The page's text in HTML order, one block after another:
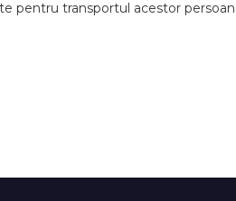
pentru transportul acestor